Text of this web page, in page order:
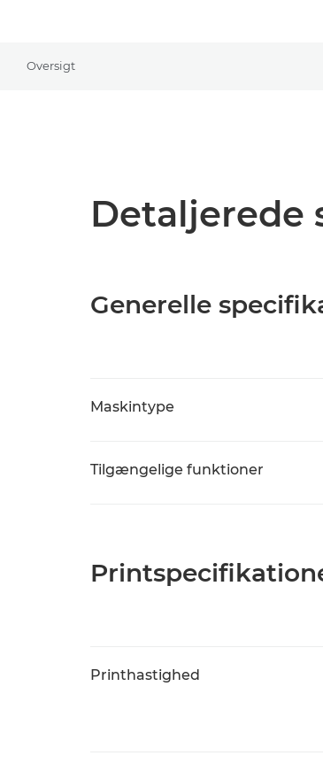
Oversigt
Detaljerede
Generelle
Maskintype
Tilgængelige funktioner
Printhastighed